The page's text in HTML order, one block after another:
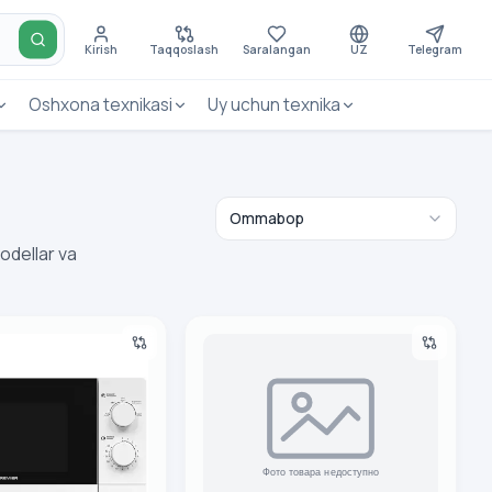
Kirish Taqqoslash Saralangan UZ Telegram
Oshxona texnikasi Uy uchun texnika
va